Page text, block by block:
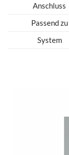
Anschluss
Passend zu
System